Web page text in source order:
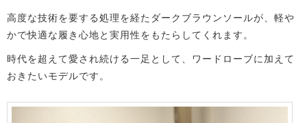
高度な技術を要する処理を経たダークブラウンソールが、軽や
かで快適な履き心地と実用性をもたらしてくれます。
時代を超えて愛され続ける一足として、ワードローブに加えて
おきたいモデルです。